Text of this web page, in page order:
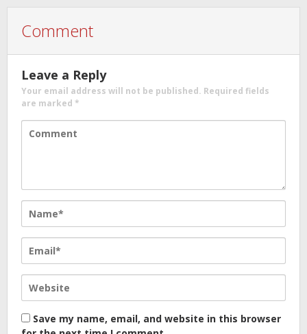
Comment
Leave a Reply
Your email address will not be published. Required fields
are marked *
Save my name, email, and website in this browser